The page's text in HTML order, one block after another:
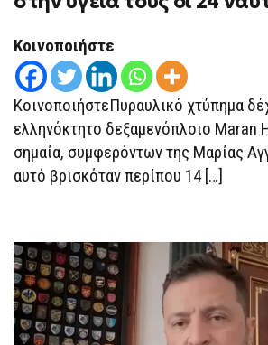
ΣΤΗΝ
ΤΟΥΣ
24
ΝΑΥΤΙΚΟΊ
Κοινοποιήστε
ΚοινοποιήστεΠυραυλικό χτύπημα
ελληνόκτητο δεξαμενόπλοιο Maran
σημαία, συμφερόντων της Mαρίας
αυτό βρισκόταν περίπου 14 […]